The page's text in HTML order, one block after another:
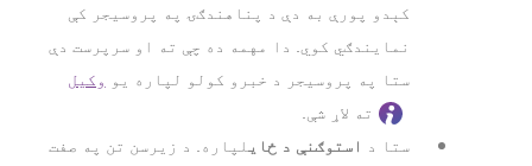
کېدو پورې به دې د پناهندګۍ په پروسیجر کې
نمایندګي کوي. دا مهمه ده چې ته او سرپرست دې
ستا په پروسیجر د خبرو کولو لپاره یو وکیل
ته لاړ شې.
ستا د استوګنې د ځایلپاره. د زیرسن تن په صفت